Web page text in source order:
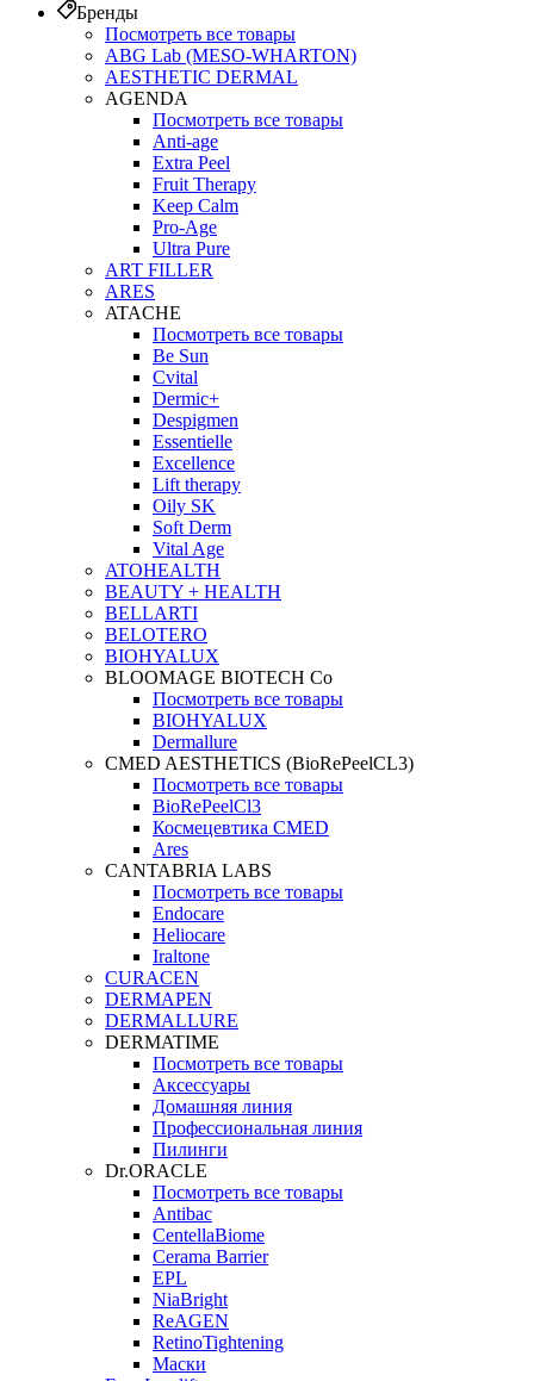
Бренды
Посмотреть все товары
ABG Lab (MESO-WHARTON)
AESTHETIC DERMAL
AGENDA
Посмотреть все товары
Anti-age
Extra Peel
Fruit Therapy
Keep Calm
Pro‑Age
Ultra Pure
ART FILLER
ARES
ATACHE
Посмотреть все товары
Be Sun
Cvital
Dermic+
Despigmen
Essentielle
Excellence
Lift therapy
Oily SK
Soft Derm
Vital Age
ATOHEALTH
BEAUTY + HEALTH
BELLARTI
BELOTERO
BIOHYALUX
BLOOMAGE BIOTECH Co
Посмотреть все товары
BIOHYALUX
Dermallure
CMED AESTHETICS (BioRePeelCL3)
Посмотреть все товары
BioRePeelCl3
Космецевтика CMED
Ares
CANTABRIA LABS
Посмотреть все товары
Endocare
Heliocare
Iraltone
CURACEN
DERMAPEN
DERMALLURE
DERMATIME
Посмотреть все товары
Аксессуары
Домашняя линия
Профессиональная линия
Пилинги
Dr.ORACLE
Посмотреть все товары
Antibac
CentellaBiome
Cerama Barrier
EPL
NiaBright
ReAGEN
RetinoTightening
Маски